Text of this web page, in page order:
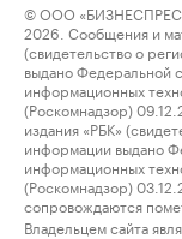
© ООО
2026. Сообщения и
(свидетельство о
выдано Федеральной
информационных
(Роскомнадзор)
издания «РБК»
информации выдано
информационных
(Роскомнадзор)
сопровождаются
Владельцем сайта